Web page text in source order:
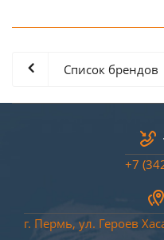
Список брендов
+7
г. Пермь, ул. Героев